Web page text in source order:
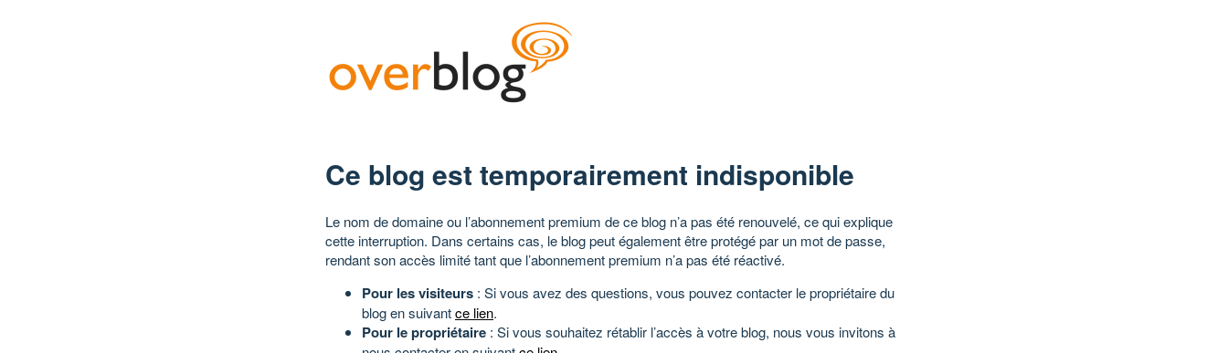
Ce blog est temporairement indisponible
Le nom de domaine ou l’abonnement premium de ce blog n’a pas été renouvelé, ce qui explique
cette interruption. Dans certains cas, le blog peut également être protégé par un mot de passe,
rendant son accès limité tant que l’abonnement premium n’a pas été réactivé.
Pour les visiteurs : Si vous avez des questions, vous pouvez contacter le propriétaire du
blog en suivantce lien.
Pour le propriétaire : Si vous souhaitez rétablir l’accès à votre blog, nous vous invitons à